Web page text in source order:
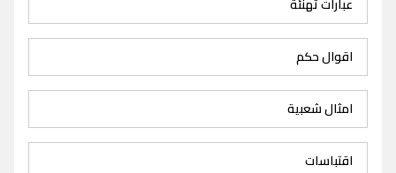
اقوال حكم
امثال شعبية
اقتباسات